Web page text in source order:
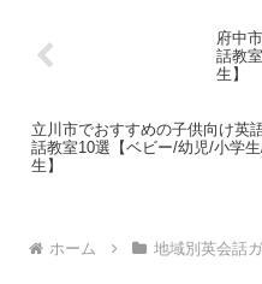
府中
話教
生】
立川市でおすすめの子供向け英
話教室10選【ベビー/幼児/小学
生】
ホーム 地域別英会話